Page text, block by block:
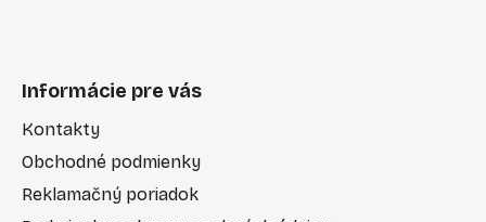
Informácie pre vás
Kontakty
Obchodné podmienky
Reklamačný poriadok